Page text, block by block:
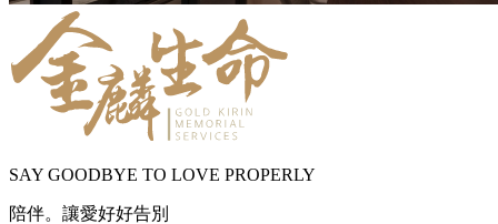
SAY GOODBYE TO LOVE PROPERLY
陪伴。讓愛好好告別